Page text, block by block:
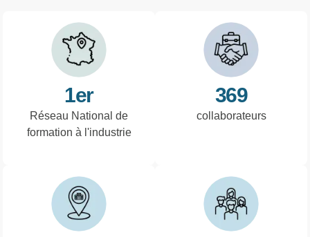
1er
Réseau National de
formation à l'industrie
369
collaborateurs